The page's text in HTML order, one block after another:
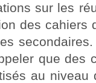
sur les
des cahiers
que des
au niveau